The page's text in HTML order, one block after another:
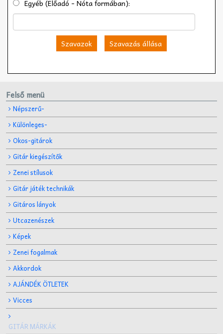
Egyéb (Előadó - Nóta formában):
Szavazok Szavazás állása
Felső menü
Népszerű-
Különleges-
Okos-gitárok
Gitár kiegészítők
Zenei stílusok
Gitár játék technikák
Gitáros lányok
Utcazenészek
Képek
Zenei fogalmak
Akkordok
AJÁNDÉK ÖTLETEK
Vicces
GITÁR MÁRKÁK